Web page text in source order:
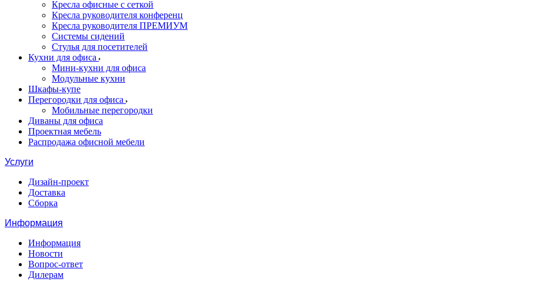
Кресла офисные с сеткой
Кресла руководителя конференц
Кресла руководителя ПРЕМИУМ
Системы сидений
Стулья для посетителей
Кухни для офиса
Мини-кухни для офиса
Модульные кухни
Шкафы-купе
Перегородки для офиса
Мобильные перегородки
Диваны для офиса
Проектная мебель
Распродажа офисной мебели
Услуги
Дизайн-проект
Доставка
Сборка
Информация
Информация
Новости
Вопрос-ответ
Дилерам